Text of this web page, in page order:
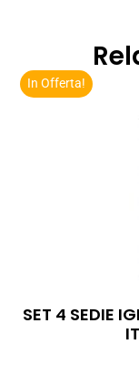
In Offerta!
SET 4 SEDIE